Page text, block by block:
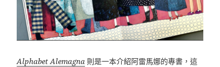
Alphabet Alemagna 則是一本介紹阿雷馬娜的專書，這